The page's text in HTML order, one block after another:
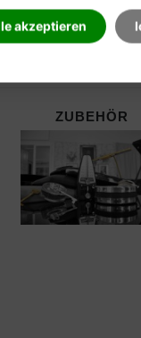
akzeptieren
ZUBEHÖR